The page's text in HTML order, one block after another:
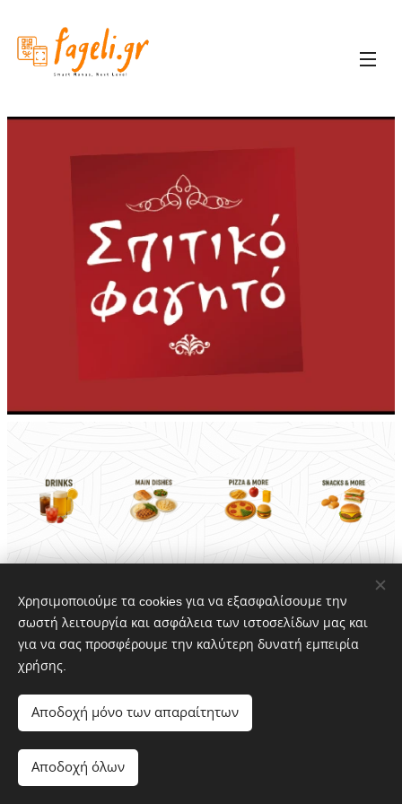
This website is owned by:
fageli.gr@gmail.com
Χρησιμοποιούμε τα cookies για να εξασφαλίσουμε την
σωστή λειτουργία και ασφάλεια των ιστοσελίδων μας και
για να σας προσφέρουμε την καλύτερη δυνατή εμπειρία
χρήσης.
Αποδοχή μόνο των απαραίτητων
Αποδοχή όλων